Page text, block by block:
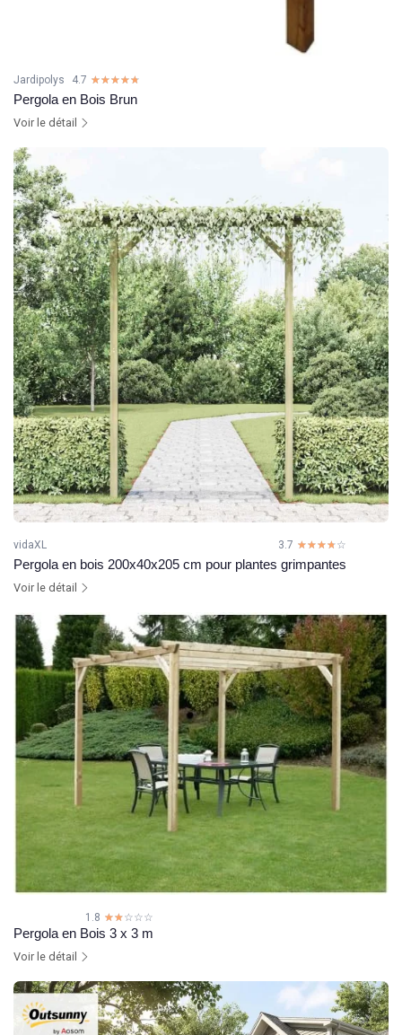
Jardipolys 4.7 ☆☆☆☆☆
★★★★★
Pergola en Bois Brun
Voir le détail
vidaXL 3.7 ☆☆☆☆☆
★★★★★
Pergola en bois 200x40x205 cm pour plantes grimpantes
Voir le détail
1.8 ☆☆☆☆☆
★★★★★
Pergola en Bois 3 x 3 m
Voir le détail